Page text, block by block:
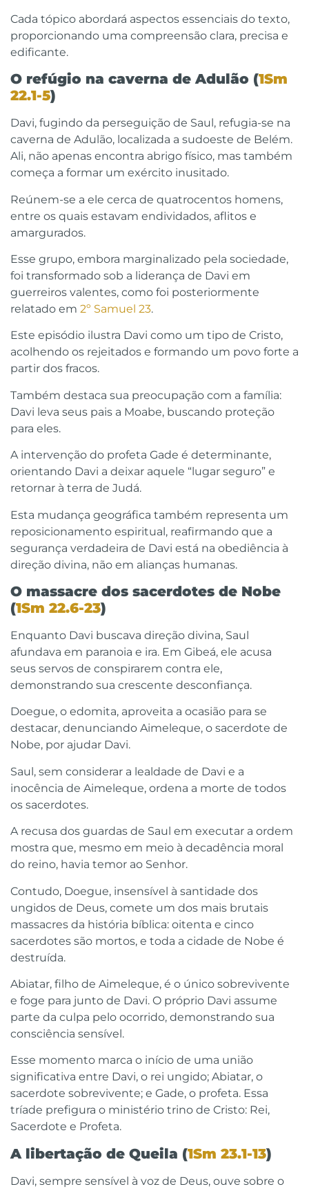
Cada tópico abordará aspectos essenciais do texto,
proporcionando uma compreensão clara, precisa e
edificante.
O refúgio na caverna de Adulão (1Sm
22.1-5)
Davi, fugindo da perseguição de Saul, refugia-se na
caverna de Adulão, localizada a sudoeste de Belém.
Ali, não apenas encontra abrigo físico, mas também
começa a formar um exército inusitado.
Reúnem-se a ele cerca de quatrocentos homens,
entre os quais estavam endividados, aflitos e
amargurados.
Esse grupo, embora marginalizado pela sociedade,
foi transformado sob a liderança de Davi em
guerreiros valentes, como foi posteriormente
relatado em 2º Samuel 23.
Este episódio ilustra Davi como um tipo de Cristo,
acolhendo os rejeitados e formando um povo forte a
partir dos fracos.
Também destaca sua preocupação com a família:
Davi leva seus pais a Moabe, buscando proteção
para eles.
A intervenção do profeta Gade é determinante,
orientando Davi a deixar aquele “lugar seguro” e
retornar à terra de Judá.
Esta mudança geográfica também representa um
reposicionamento espiritual, reafirmando que a
segurança verdadeira de Davi está na obediência à
direção divina, não em alianças humanas.
O massacre dos sacerdotes de Nobe
(1Sm 22.6-23)
Enquanto Davi buscava direção divina, Saul
afundava em paranoia e ira. Em Gibeá, ele acusa
seus servos de conspirarem contra ele,
demonstrando sua crescente desconfiança.
Doegue, o edomita, aproveita a ocasião para se
destacar, denunciando Aimeleque, o sacerdote de
Nobe, por ajudar Davi.
Saul, sem considerar a lealdade de Davi e a
inocência de Aimeleque, ordena a morte de todos
os sacerdotes.
A recusa dos guardas de Saul em executar a ordem
mostra que, mesmo em meio à decadência moral
do reino, havia temor ao Senhor.
Contudo, Doegue, insensível à santidade dos
ungidos de Deus, comete um dos mais brutais
massacres da história bíblica: oitenta e cinco
sacerdotes são mortos, e toda a cidade de Nobe é
destruída.
Abiatar, filho de Aimeleque, é o único sobrevivente
e foge para junto de Davi. O próprio Davi assume
parte da culpa pelo ocorrido, demonstrando sua
consciência sensível.
Esse momento marca o início de uma união
significativa entre Davi, o rei ungido; Abiatar, o
sacerdote sobrevivente; e Gade, o profeta. Essa
tríade prefigura o ministério trino de Cristo: Rei,
Sacerdote e Profeta.
A libertação de Queila (1Sm 23.1-13)
Davi, sempre sensível à voz de Deus, ouve sobre o